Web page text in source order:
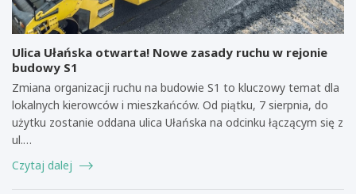
Ulica Ułańska otwarta! Nowe zasady ruchu w rejonie
budowy S1
Zmiana organizacji ruchu na budowie S1 to kluczowy temat dla
lokalnych kierowców i mieszkańców. Od piątku, 7 sierpnia, do
użytku zostanie oddana ulica Ułańska na odcinku łączącym się z
ul.…
Czytaj dalej